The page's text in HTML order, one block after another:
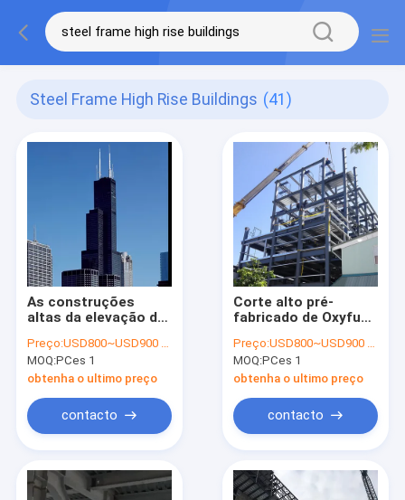
Steel Frame High Rise Buildings (41)
As construções
altas da elevação da
estruturam o
sistema estrutural
tubular
Preço:USD800~USD900 per ton
MOQ:PCes 1
obtenha o ultimo preço
contacto
Corte alto pré-
fabricado de Oxyfuel
da armação de aço
do projeto imobiliário
da elevação
Preço:USD800~USD900 per ton
MOQ:PCes 1
obtenha o ultimo preço
contacto